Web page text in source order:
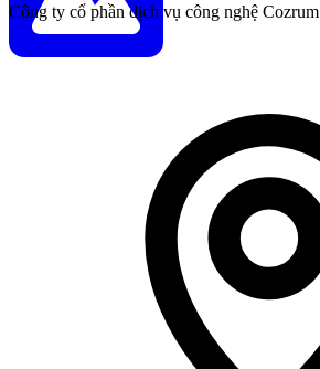
Công ty cổ phần dịch vụ công nghệ Cozrum